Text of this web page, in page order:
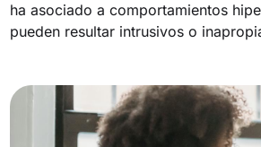
ha asociado a comportamientos
pueden resultar intrusivos o